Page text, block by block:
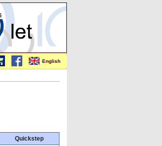
English
Quickstep